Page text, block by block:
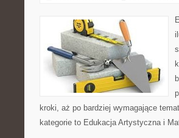
kroki, aż po bardziej wymagające
kategorie to Edukacja Artystyczna i